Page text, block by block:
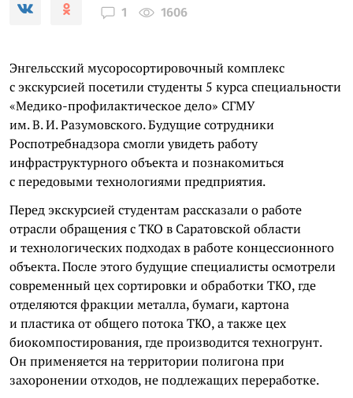
1 1606
Энгельсский мусоросортировочный комплекс
с экскурсией посетили студенты 5 курса специальности
«Медико-профилактическое дело» СГМУ
им. В. И. Разумовского. Будущие сотрудники
Роспотребнадзора смогли увидеть работу
инфраструктурного объекта и познакомиться
с передовыми технологиями предприятия.
Перед экскурсией студентам рассказали о работе
отрасли обращения с ТКО в Саратовской области
и технологических подходах в работе концессионного
объекта. После этого будущие специалисты осмотрели
современный цех сортировки и обработки ТКО, где
отделяются фракции металла, бумаги, картона
и пластика от общего потока ТКО, а также цех
биокомпостирования, где производится техногрунт.
Он применяется на территории полигона при
захоронении отходов, не подлежащих переработке.